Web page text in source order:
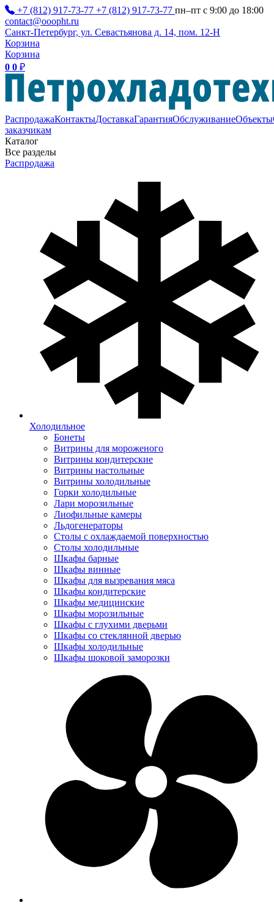
+7 (812) 917-73-77 +7 (812) 917-73-77 пн–пт с 9:00 до 18:00
contact@ooopht.ru
Санкт-Петербург, ул. Севастьянова д. 14, пом. 12-Н
Корзина
Корзина
0 0 ₽
РаспродажаКонтактыДоставкаГарантияОбслуживаниеОбъекты
заказчикам
Каталог
Все разделы
Распродажа
Холодильное
Бонеты
Витрины для мороженого
Витрины кондитерские
Витрины настольные
Витрины холодильные
Горки холодильные
Лари морозильные
Лиофильные камеры
Льдогенераторы
Столы с охлаждаемой поверхностью
Столы холодильные
Шкафы барные
Шкафы винные
Шкафы для вызревания мяса
Шкафы кондитерские
Шкафы медицинские
Шкафы морозильные
Шкафы с глухими дверьми
Шкафы со стеклянной дверью
Шкафы холодильные
Шкафы шоковой заморозки